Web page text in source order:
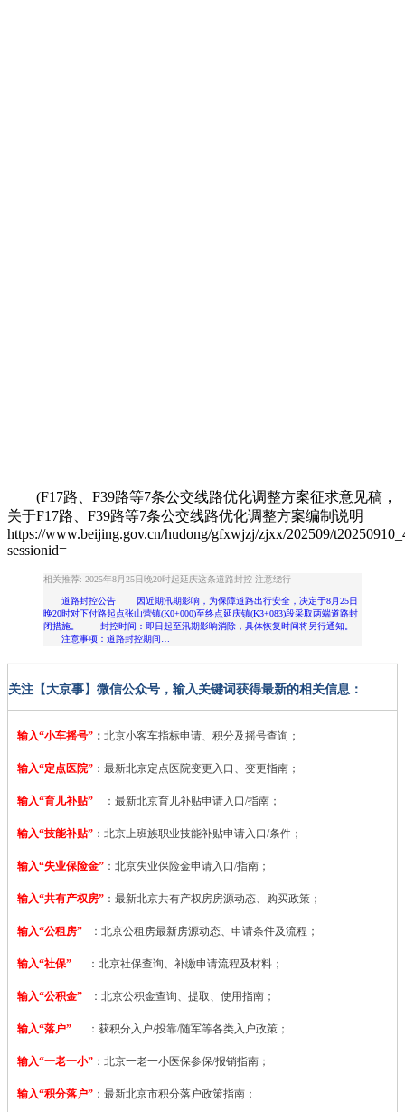
(F17路、F39路等7条公交线路优化调整方案征求意见稿，
关于F17路、F39路等7条公交线路优化调整方案编制说明
https://www.beijing.gov.cn/hudong/gfxwjzj/zjxx/202509/
sessionid=
相关推荐: 2025年8月25日晚20时起延庆这条道路封控 注意绕行
道路封控公告 因近期汛期影响，为保障道路出行安全，决定于8月25日
晚20时对下付路起点张山营镇(K0+000)至终点延庆镇(K3+083)段采取两端道路封
闭措施。 封控时间：即日起至汛期影响消除，具体恢复时间将另行通知。
注意事项：道路封控期间…
关注【大京事】微信公众号，输入关键词获得最新的相关信息：
输入“小车摇号” ： 北京小客车指标申请、积分及摇号查询；
输入“定点医院” ： 最新北京定点医院变更入口、变更指南；
输入“育儿补贴” ：最新北京育儿补贴申请入口/指南；
输入“技能补贴” ： 北京上班族职业技能补贴申请入口/条件；
输入“失业保险金” ：北京失业保险金申请入口/指南；
输入“共有产权房” ：最新北京共有产权房房源动态、购买政策；
输入“公租房” ：北京公租房最新房源动态、申请条件及流程；
输入“社保” ：北京社保查询、补缴申请流程及材料；
输入“公积金” ：北京公积金查询、提取、使用指南；
输入“落户” ：获积分入户/投靠/随军等各类入户政策；
输入“一老一小” ：北京一老一小医保参保/报销指南；
输入“积分落户” ：最新北京市积分落户政策指南；